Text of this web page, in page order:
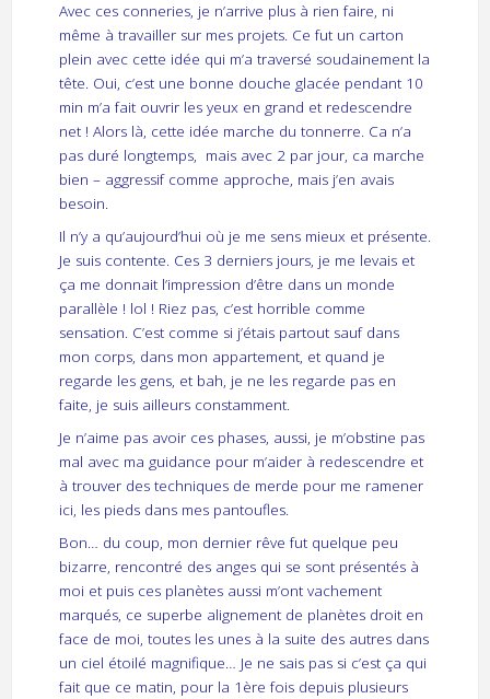
Avec ces conneries, je n’arrive plus à rien faire, ni
même à travailler sur mes projets. Ce fut un carton
plein avec cette idée qui m’a traversé soudainement la
tête. Oui, c’est une bonne douche glacée pendant 10
min m’a fait ouvrir les yeux en grand et redescendre
net ! Alors là, cette idée marche du tonnerre. Ca n’a
pas duré longtemps, mais avec 2 par jour, ca marche
bien – aggressif comme approche, mais j’en avais
besoin.
Il n’y a qu’aujourd’hui où je me sens mieux et présente.
Je suis contente. Ces 3 derniers jours, je me levais et
ça me donnait l’impression d’être dans un monde
parallèle ! lol ! Riez pas, c’est horrible comme
sensation. C’est comme si j’étais partout sauf dans
mon corps, dans mon appartement, et quand je
regarde les gens, et bah, je ne les regarde pas en
faite, je suis ailleurs constamment.
Je n’aime pas avoir ces phases, aussi, je m’obstine pas
mal avec ma guidance pour m’aider à redescendre et
à trouver des techniques de merde pour me ramener
ici, les pieds dans mes pantoufles.
Bon… du coup, mon dernier rêve fut quelque peu
bizarre, rencontré des anges qui se sont présentés à
moi et puis ces planètes aussi m’ont vachement
marqués, ce superbe alignement de planètes droit en
face de moi, toutes les unes à la suite des autres dans
un ciel étoilé magnifique… Je ne sais pas si c’est ça qui
fait que ce matin, pour la 1ère fois depuis plusieurs